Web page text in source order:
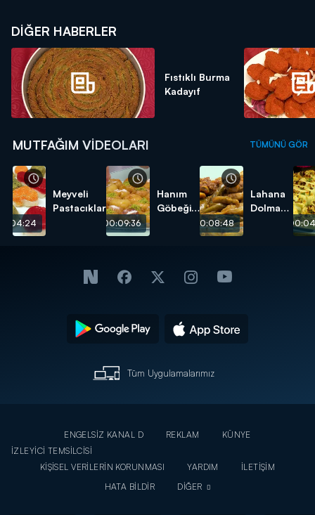
DIĞER HABERLER
Fıstıklı Burma
Kadayıf
MUTFAĞIM VIDEOLARI TÜMÜNÜ GÖR
Meyveli
Pastacıklar
00:09:36
Hanım
Göbeği
00:08:48
Lahana
Dolması
Tüm Uygulamalarımız
ENGELSİZ KANAL D REKLAM
KÜNYE
İZLEYİCİ TEMSİLCİSİ
KİŞİSEL VERİLERİN KORUNMASI
YARDIM
İLETİŞİM
HATA BİLDİR
DİĞER